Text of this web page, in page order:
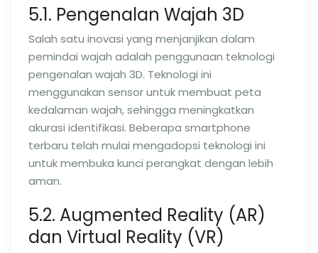
5.1. Pengenalan Wajah 3D
Salah satu inovasi yang menjanjikan dalam
pemindai wajah adalah penggunaan teknologi
pengenalan wajah 3D. Teknologi ini
menggunakan sensor untuk membuat peta
kedalaman wajah, sehingga meningkatkan
akurasi identifikasi. Beberapa smartphone
terbaru telah mulai mengadopsi teknologi ini
untuk membuka kunci perangkat dengan lebih
aman.
5.2. Augmented Reality (AR)
dan Virtual Reality (VR)